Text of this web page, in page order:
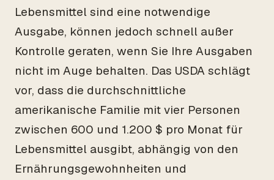
Lebensmittel sind eine notwendige
Ausgabe, können jedoch schnell außer
Kontrolle geraten, wenn Sie Ihre Ausgaben
nicht im Auge behalten. Das USDA schlägt
vor, dass die durchschnittliche
amerikanische Familie mit vier Personen
zwischen 600 und 1.200 $ pro Monat für
Lebensmittel ausgibt, abhängig von den
Ernährungsgewohnheiten und